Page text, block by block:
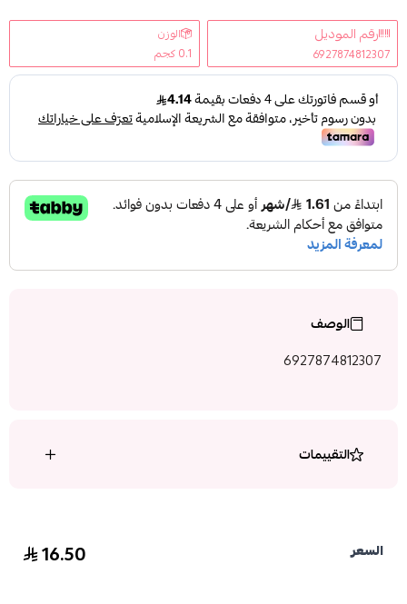
رقم الموديل
6927874812307
الوزن
0.1 كجم
الوصف
6927874812307
التقييمات
السعر 16.50